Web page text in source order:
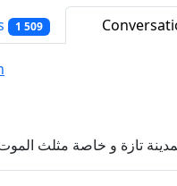
1 509
تازة و خاصة مثلث